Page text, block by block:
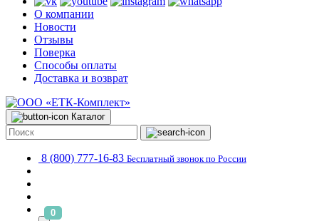
О компании
Новости
Отзывы
Поверка
Способы оплаты
Доставка и возврат
Каталог
8 (800) 777-16-83 Бесплатный звонок по России
0